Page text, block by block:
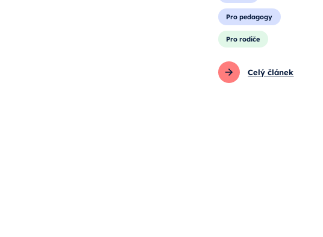
Pro pedagogy
Pro rodiče
Celý článek